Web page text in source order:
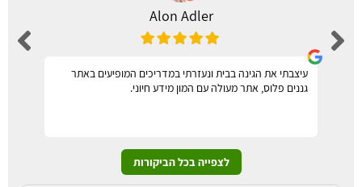
Alon Adler
עיצבתי את הגינה בבית ונעזרתי במדריכים המופיעים באתר
גננים פלוס, אתר מעולה עם המון מידע חיוני.
לצפייה בכל הביקורות